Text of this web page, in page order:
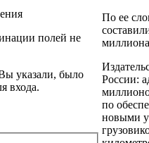
полей не
указали, было
входа.
По ее
России:
по
новыми